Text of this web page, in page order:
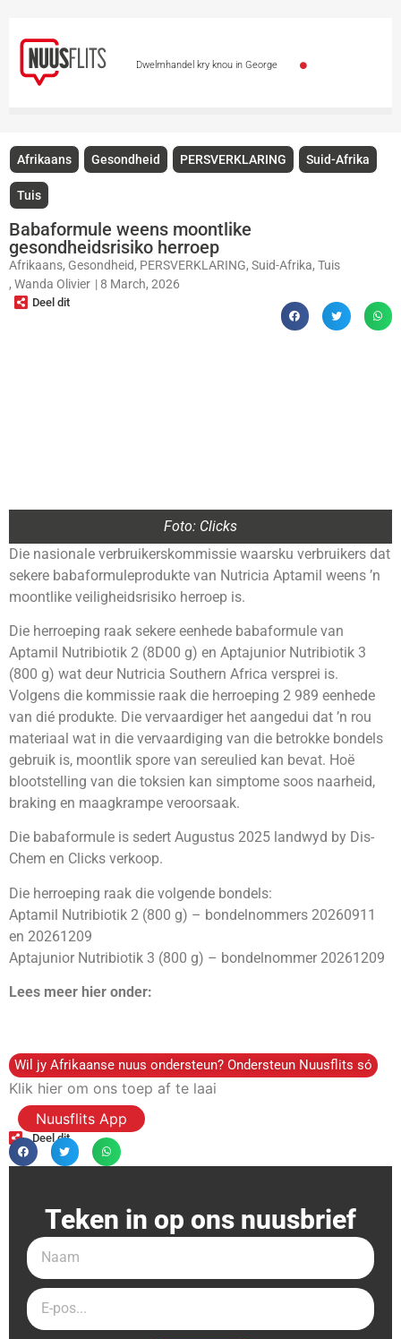
Dwelmhandel kry knou in George
en naby Gautengse skole veroordeel
auf Wiedersehen – Vicki du Preez se stem is stil
Afrikaans Gesondheid PERSVERKLARING Suid-Afrika
Tuis
Babaformule weens moontlike
gesondheidsrisiko herroep
Afrikaans, Gesondheid, PERSVERKLARING, Suid-Afrika, Tuis
, Wanda Olivier |8 March, 2026
Deel dit
Foto: Clicks
Die nasionale verbruikerskommissie waarsku verbruikers dat
sekere babaformuleprodukte van Nutricia Aptamil weens ’n
moontlike veiligheidsrisiko herroep is.
Die herroeping raak sekere eenhede babaformule van
Aptamil Nutribiotik 2 (8D00 g) en Aptajunior Nutribiotik 3
(800 g) wat deur Nutricia Southern Africa versprei is.
Volgens die kommissie raak die herroeping 2 989 eenhede
van dié produkte. Die vervaardiger het aangedui dat ’n rou
materiaal wat in die vervaardiging van die betrokke bondels
gebruik is, moontlik spore van sereulied kan bevat. Hoë
blootstelling van die toksien kan simptome soos naarheid,
braking en maagkrampe veroorsaak.
Die babaformule is sedert Augustus 2025 landwyd by Dis-
Chem en Clicks verkoop.
Die herroeping raak die volgende bondels:
Aptamil Nutribiotik 2 (800 g) – bondelnommers 20260911
en 20261209
Aptajunior Nutribiotik 3 (800 g) – bondelnommer 20261209
Lees meer hier onder:
Wil jy Afrikaanse nuus ondersteun? Ondersteun Nuusflits só
Klik hier om ons toep af te laai
Nuusflits App
Deel dit
Teken in op ons nuusbrief